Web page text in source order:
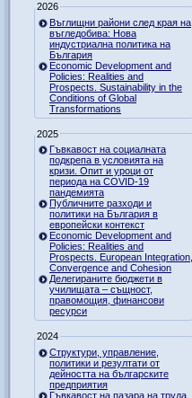
2026
Въглищни райони след края на
въгледобива: Нова
индустриална политика на
България
Economic Development and
Policies: Realities and
Prospects. Sustainability in the
Conditions of Global
Transformations
2025
Гъвкавост на социалната
подкрепа в условията на
кризи. Опит и уроци от
периода на COVID-19
пандемията
Публичните разходи и
политики на България в
европейски контекст
Economic Development and
Policies: Realities and
Prospects. European Integration,
Convergence and Cohesion
Делегираните бюджети в
училищата – същност,
правомощия, финансови
ресурси
2024
Структури, управление,
политики и резултати от
дейността на българските
предприятия
Гъвкавост на пазара на труда